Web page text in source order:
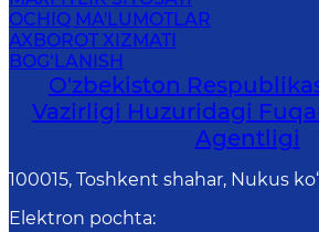
OCHIQ MA'LUMOTLAR
AXBOROT XIZMATI
BOG‘LANISH
O'zbekiston
Vazirligi Huzuridagi
Agentligi
100015, Toshkent shahar, Nukus
Elektron pochta: